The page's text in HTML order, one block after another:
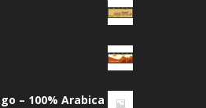
– 100% Arabica